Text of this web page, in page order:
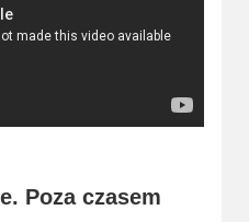
Poza czasem